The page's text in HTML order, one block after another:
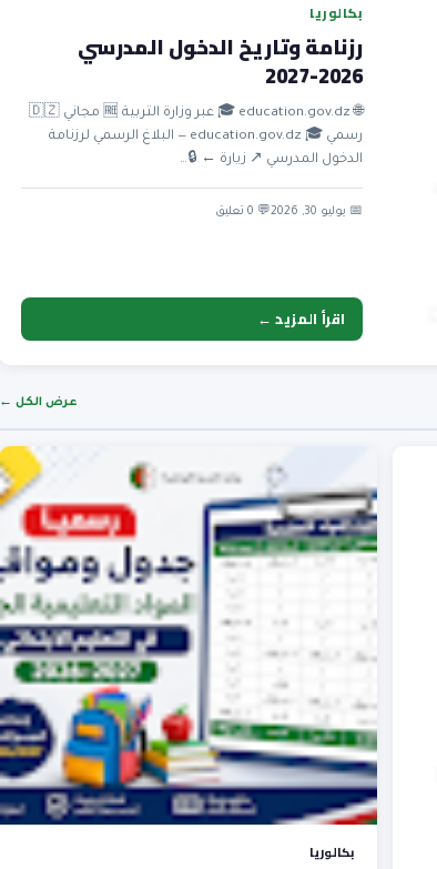
بكالوريا
رزنامة وتاريخ الدخول المدرسي
2026-2027
🌐 education.gov.dz 🎓 عبر وزارة التربية 🆓 مجاني 🇩🇿
رسمي 🎓 education.gov.dz — البلاغ الرسمي لرزنامة
الدخول المدرسي ↗ زيارة ← 🔒…
📅 يوليو 30, 2026 💬 0 تعليق
اقرأ المزيد ←
عرض الكل ←
بكالوريا